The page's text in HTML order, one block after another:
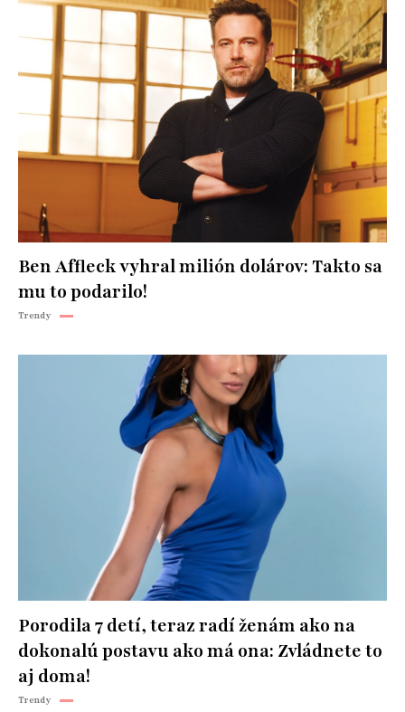
Ben Affleck vyhral milión dolárov: Takto sa
mu to podarilo!
Trendy
Porodila 7 detí, teraz radí ženám ako na
dokonalú postavu ako má ona: Zvládnete to
aj doma!
Trendy